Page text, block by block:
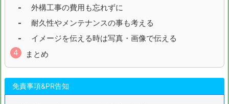
外構工事の費用も忘れずに
耐久性やメンテナンスの事も考える
イメージを伝える時は写真・画像で伝える
まとめ
免責事項&PR告知